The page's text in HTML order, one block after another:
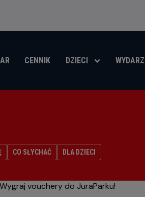
CENNIK DZIECI
CO SŁYCHAĆ DLA DZIECI